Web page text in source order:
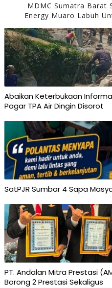
MDMC Sumatra Barat
Energy Muaro Labuh
Abaikan Keterbukaan
Pagar TPA Air Dingin Disorot
SatPJR Sumbar 4 Sapa
PT. Andalan Mitra Prestasi
Borong 2 Prestasi Sekaligus